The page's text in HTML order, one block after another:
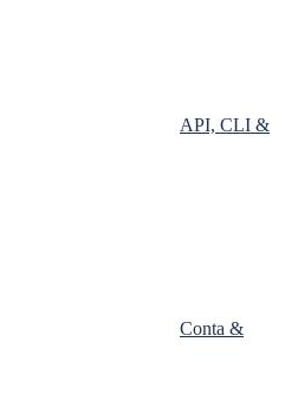
API, CLI &
Conta &